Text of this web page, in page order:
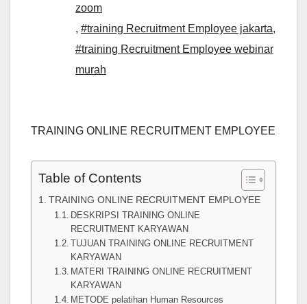
zoom
, #training Recruitment Employee jakarta,
#training Recruitment Employee webinar
murah
TRAINING ONLINE RECRUITMENT EMPLOYEE
Table of Contents
TRAINING ONLINE RECRUITMENT EMPLOYEE
DESKRIPSI TRAINING ONLINE
RECRUITMENT KARYAWAN
TUJUAN TRAINING ONLINE RECRUITMENT
KARYAWAN
MATERI TRAINING ONLINE RECRUITMENT
KARYAWAN
METODE pelatihan Human Resources